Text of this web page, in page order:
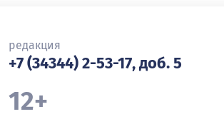
редакция
+7 (34344) 2-53-17, доб. 5
12+